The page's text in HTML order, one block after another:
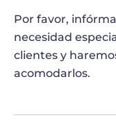
podrán
aromas, olores y
que se cultivan
Por favor,
necesidad
clientes y
acomodarlos.